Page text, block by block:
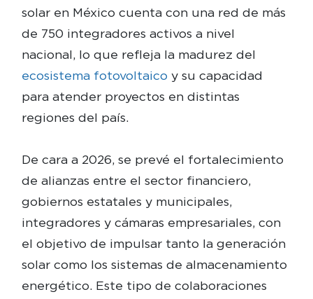
solar en México cuenta con una red de más
de 750 integradores activos a nivel
nacional, lo que refleja la madurez del
ecosistema fotovoltaico y su capacidad
para atender proyectos en distintas
regiones del país.
De cara a 2026, se prevé el fortalecimiento
de alianzas entre el sector financiero,
gobiernos estatales y municipales,
integradores y cámaras empresariales, con
el objetivo de impulsar tanto la generación
solar como los sistemas de almacenamiento
energético. Este tipo de colaboraciones